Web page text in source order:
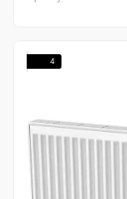
4